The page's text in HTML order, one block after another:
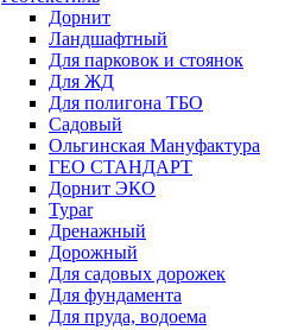
Дорнит
Ландшафтный
Для парковок и стоянок
Для ЖД
Для полигона ТБО
Садовый
Ольгинская Мануфактура
ГЕО СТАНДАРТ
Дорнит ЭКО
Typar
Дренажный
Дорожный
Для садовых дорожек
Для фундамента
Для пруда, водоема